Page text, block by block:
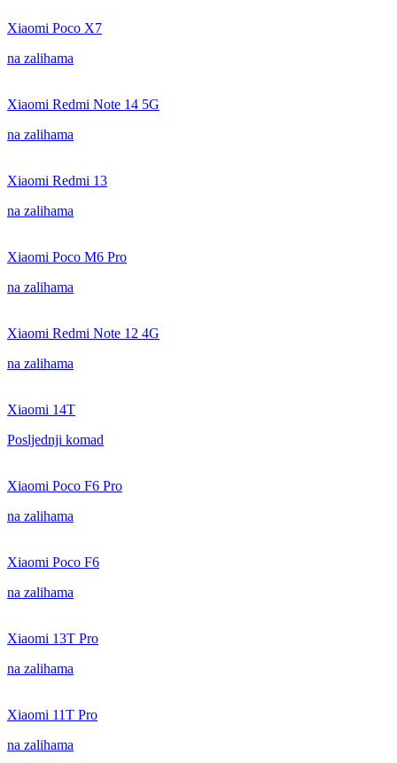
Xiaomi Poco X7
na zalihama
Xiaomi Redmi Note 14 5G
na zalihama
Xiaomi Redmi 13
na zalihama
Xiaomi Poco M6 Pro
na zalihama
Xiaomi Redmi Note 12 4G
na zalihama
Xiaomi 14T
Posljednji komad
Xiaomi Poco F6 Pro
na zalihama
Xiaomi Poco F6
na zalihama
Xiaomi 13T Pro
na zalihama
Xiaomi 11T Pro
na zalihama